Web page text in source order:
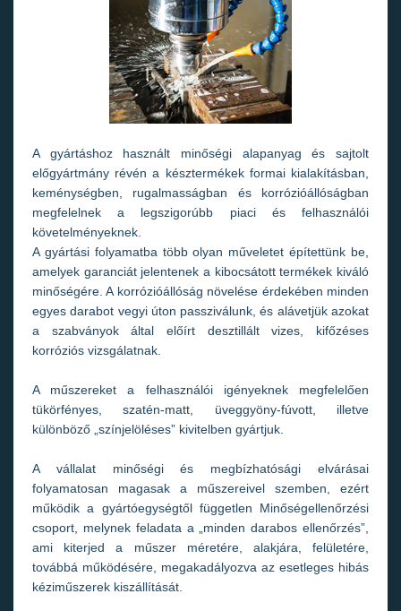
A gyártáshoz használt minőségi alapanyag és sajtolt
előgyártmány révén a késztermékek formai kialakításban,
keménységben, rugalmasságban és korrózióállóságban
megfelelnek a legszigorúbb piaci és felhasználói
követelményeknek.
A gyártási folyamatba több olyan műveletet építettünk be,
amelyek garanciát jelentenek a kibocsátott termékek kiváló
minőségére. A korrózióállóság növelése érdekében minden
egyes darabot vegyi úton passziválunk, és alávetjük azokat
a szabványok által előírt desztillált vizes, kifőzéses
korróziós vizsgálatnak.
A műszereket a felhasználói igényeknek megfelelően
tükörfényes, szatén-matt, üveggyöny-fúvott, illetve
különböző „színjelöléses” kivitelben gyártjuk.
A vállalat minőségi és megbízhatósági elvárásai
folyamatosan magasak a műszereivel szemben, ezért
működik a gyártóegységtől független Minőségellenőrzési
csoport, melynek feladata a „minden darabos ellenőrzés”,
ami kiterjed a műszer méretére, alakjára, felületére,
továbbá működésére, megakadályozva az esetleges hibás
kéziműszerek kiszállítását.